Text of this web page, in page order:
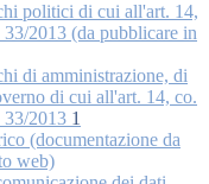
politici di cui all'art. 14,
2013 (da pubblicare in
di amministrazione, di
di cui all'art. 14, co.
33/2013 1
(documentazione da
web)